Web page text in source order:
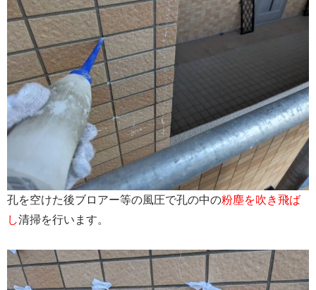
孔を空けた後ブロアー等の風圧で孔の中の粉塵を吹き飛ば
し清掃を行います。